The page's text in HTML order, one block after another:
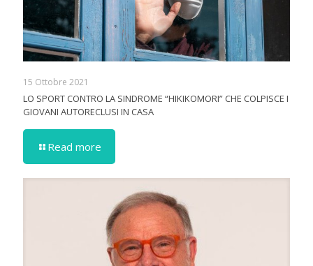
15 Ottobre 2021
LO SPORT CONTRO LA SINDROME “HIKIKOMORI” CHE COLPISCE I
GIOVANI AUTORECLUSI IN CASA
Read more